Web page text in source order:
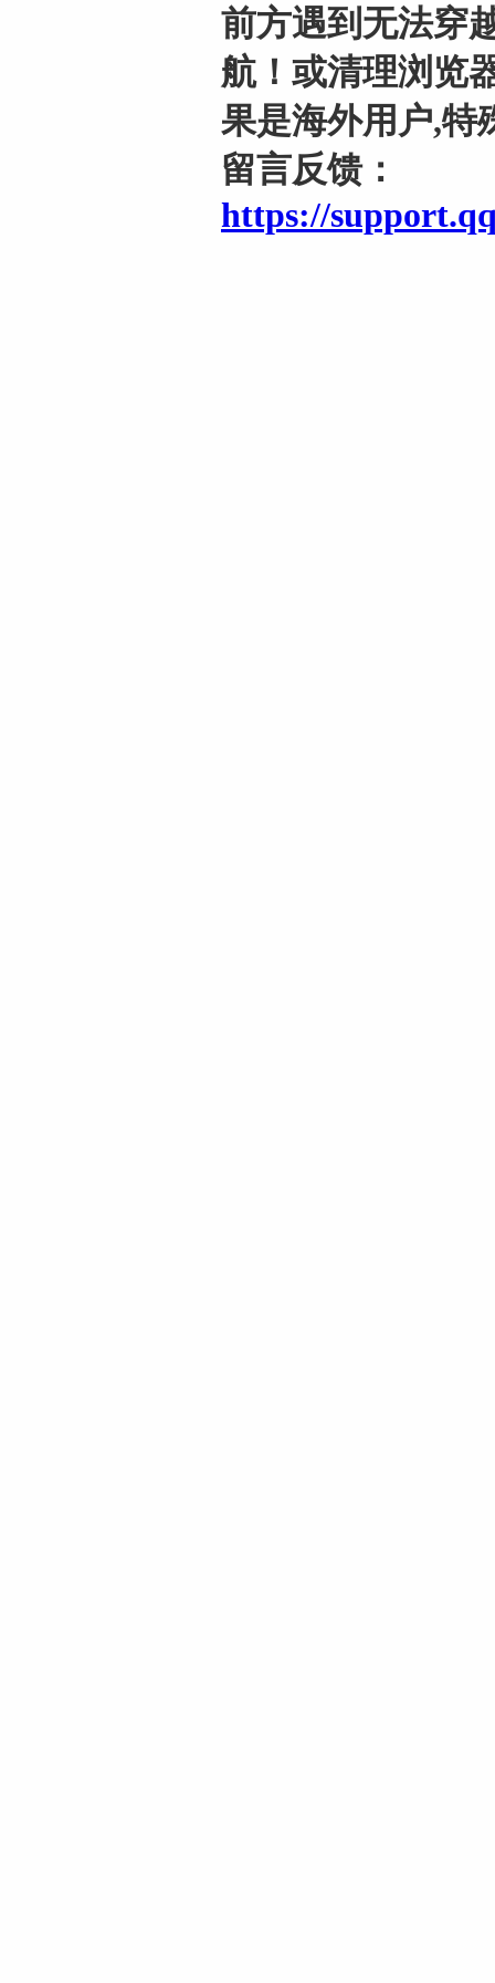
前方遇到无法穿
航！或清理浏览
果是海外用户,特
留言反馈：
https://